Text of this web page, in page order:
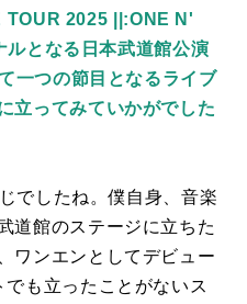
2025 ||:ONE N'
となる日本武道館公演
一つの節目となるライブ
立ってみていかがでした
でしたね。僕自身、音楽
道館のステージに立ちた
ワンエンとしてデビュー
も立ったことがないス